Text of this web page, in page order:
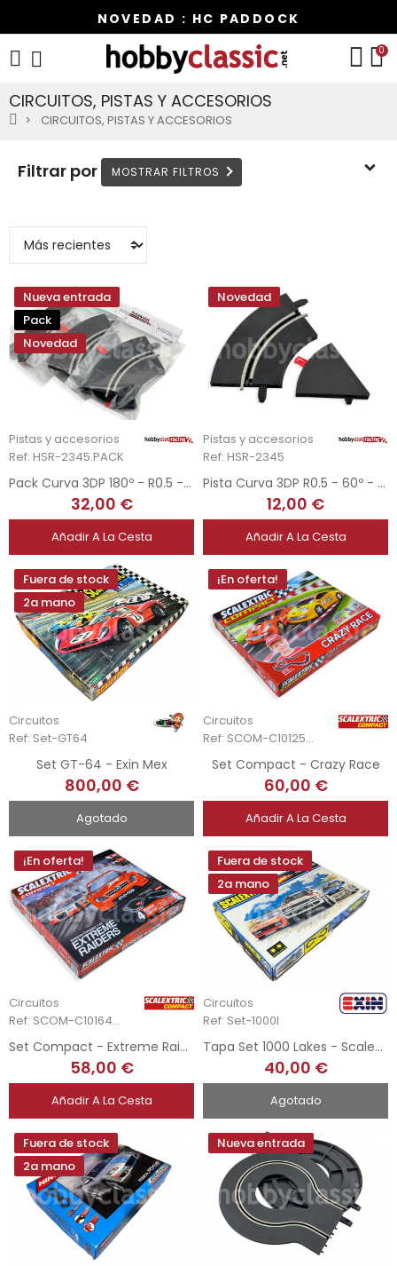
NOVEDAD : HC PADDOCK
0
CIRCUITOS, PISTAS Y ACCESORIOS
CIRCUITOS, PISTAS Y ACCESORIOS
Filtrar por
Nueva entrada
Pack
Novedad
Pistas y accesorios
Ref: HSR-2345.PACK
Pack Curva 3DP 180º - R0.5 - Carrera
32,00 €
Añadir A La Cesta
Novedad
Pistas y accesorios
Ref: HSR-2345
Pista Curva 3DP R0.5 - 60º - Carrera
12,00 €
Añadir A La Cesta
Fuera de stock
2a mano
Circuitos
Ref: Set-GT64
Set GT-64 - Exin Mex
800,00 €
Agotado
¡En oferta!
Circuitos
Ref: SCOM-C10125S500
Set Compact - Crazy Race
60,00 €
Añadir A La Cesta
¡En oferta!
Circuitos
Ref: SCOM-C10164S500
Set Compact - Extreme Raiders
58,00 €
Añadir A La Cesta
Fuera de stock
2a mano
Circuitos
Ref: Set-1000l
Tapa Set 1000 Lakes - Scalextric
40,00 €
Agotado
Fuera de stock
2a mano
Nueva entrada